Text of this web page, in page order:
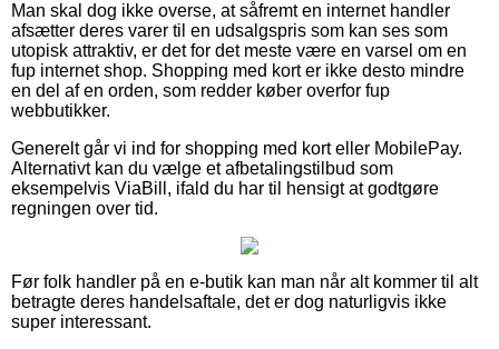
Man skal dog ikke overse, at såfremt en internet handler
afsætter deres varer til en udsalgspris som kan ses som
utopisk attraktiv, er det for det meste være en varsel om en
fup internet shop. Shopping med kort er ikke desto mindre
en del af en orden, som redder køber overfor fup
webbutikker.
Generelt går vi ind for shopping med kort eller MobilePay.
Alternativt kan du vælge et afbetalingstilbud som
eksempelvis ViaBill, ifald du har til hensigt at godtgøre
regningen over tid.
Før folk handler på en e-butik kan man når alt kommer til alt
betragte deres handelsaftale, det er dog naturligvis ikke
super interessant.